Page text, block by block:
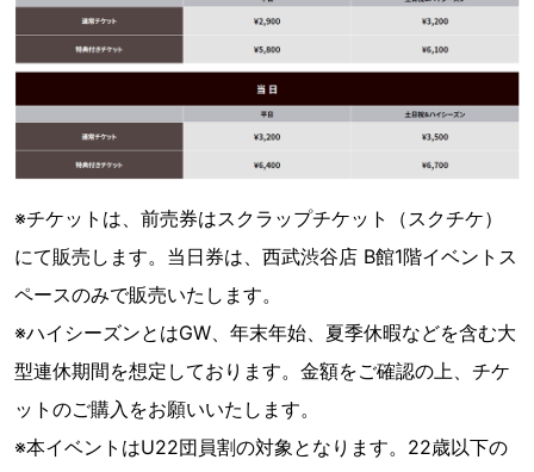
※チケットは、前売券はスクラップチケット（スクチケ）
にて販売します。当日券は、西武渋谷店 B館1階イベントス
ペースのみで販売いたします。
※ハイシーズンとはGW、年末年始、夏季休暇などを含む大
型連休期間を想定しております。金額をご確認の上、チケ
ットのご購入をお願いいたします。
※本イベントはU22団員割の対象となります。22歳以下の